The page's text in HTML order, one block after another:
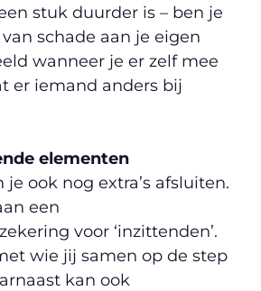
stuk duurder is – ben je
schade aan je eigen
wanneer je er zelf mee
er iemand anders bij
elementen
je ook nog extra’s afsluiten.
een
voor ‘inzittenden’.
wie jij samen op de step
kan ook